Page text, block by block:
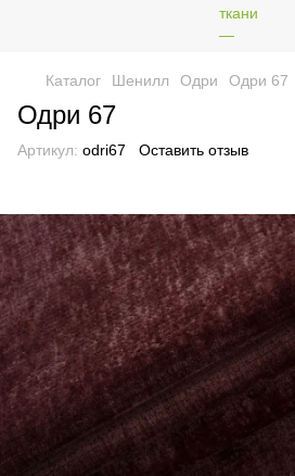
Каталог Шенилл Одри Одри 67
Одри 67
Артикул: odri67 Оставить отзыв